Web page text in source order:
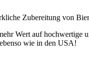
Zubereitung von
Wert auf hochwertige
wie in den USA!